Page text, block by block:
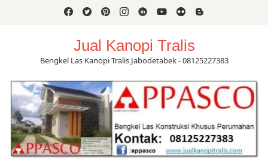
Jual Kanopi Tralis
Bengkel Las Kanopi Tralis Jabodetabek - 08125227383